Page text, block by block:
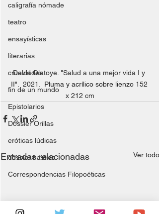
caligrafía nómade
teatro
ensayísticas
literarias
crueldades
fin de un mundo
Epistolarios
Dossier Orillas
eróticas lúdicas
dossier hastíos
Correspondencias Filopoéticas
David Olatoye. "Salud a una mejor vida I y
II".  2021. Pluma y acrílico sobre lienzo 152
x 212 cm
Entradas relacionadas Ver todo